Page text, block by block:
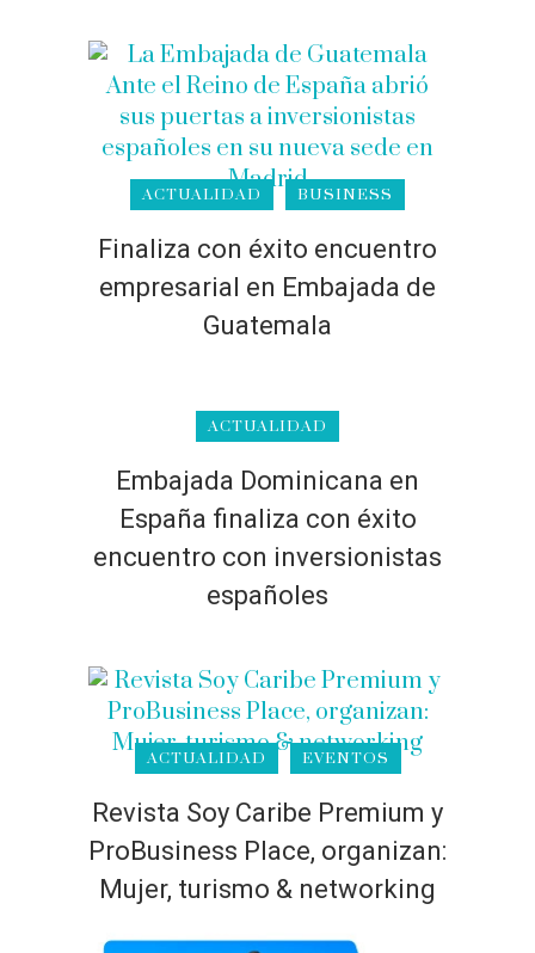
ACTUALIDAD BUSINESS
Finaliza con éxito encuentro
empresarial en Embajada de
Guatemala
ACTUALIDAD
Embajada Dominicana en
España finaliza con éxito
encuentro con inversionistas
españoles
ACTUALIDAD EVENTOS
Revista Soy Caribe Premium y
ProBusiness Place, organizan:
Mujer, turismo & networking